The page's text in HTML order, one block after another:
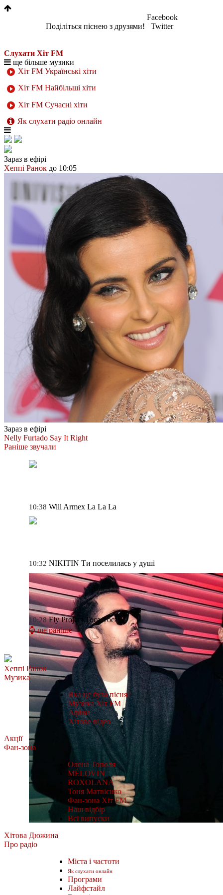
Поділіться піснею з друзями!
Facebook
Twitter
Слухати Хіт FM
ще більше музики
Хіт FM Українські хіти
Хіт FM Найбільші хіти
Хіт FM Сучасні хіти
Як слухати радіо онлайн
Зараз в ефірі
Хеппі Ранок до 10:05
Зараз в ефірі
Nelly Furtado Say It Right
Раніше звучали
10:38 Will Armex La La La
10:32 NIKITIN Ти поселилась у душі
10:28 Fly Project Toca Toca
⌚ ще раніше
Хеппі Ранок
Музика
Яка це була пісня?
Музика Хіт FM
Афіша
Хітове відео
Акції
Фан-зона
Олена Тополя
MÉLOVIN
ROXOLANA
Тоня Матвієнко
Фан-зона Хіт FM.
Наш відбір
Всі випуски
Хітова Дюжина
Про радіо
Міста і частоти
Як слухати онлайн
Програми
Лайфстайл